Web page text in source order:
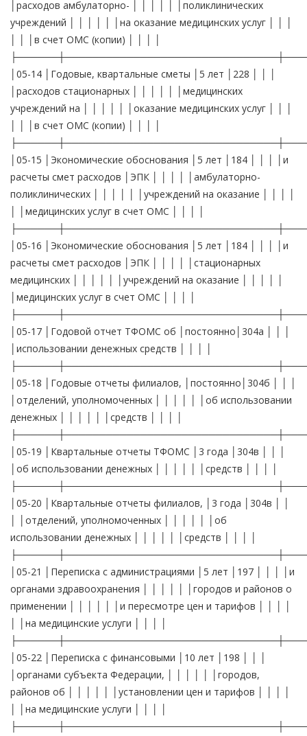
│расходов амбулаторно- │ │ │ │ │ │поликлинических
учреждений │ │ │ │ │ │на оказание медицинских услуг │ │ │
│ │ │в счет ОМС (копии) │ │ │ │
│05-14 │Годовые, квартальные сметы │5 лет │228 │ │ │
│расходов стационарных │ │ │ │ │ │медицинских
учреждений на │ │ │ │ │ │оказание медицинских услуг │ │ │
│ │ │в счет ОМС (копии) │ │ │ │
│05-15 │Экономические обоснования │5 лет │184 │ │ │ │и
расчеты смет расходов │ЭПК │ │ │ │ │амбулаторно-
поликлинических │ │ │ │ │ │учреждений на оказание │ │ │ │
│ │медицинских услуг в счет ОМС │ │ │ │
│05-16 │Экономические обоснования │5 лет │184 │ │ │ │и
расчеты смет расходов │ЭПК │ │ │ │ │стационарных
медицинских │ │ │ │ │ │учреждений на оказание │ │ │ │ │
│медицинских услуг в счет ОМС │ │ │ │
│05-17 │Годовой отчет ТФОМС об │постоянно│304а │ │ │
│использовании денежных средств │ │ │ │
│05-18 │Годовые отчеты филиалов, │постоянно│304б │ │ │
│отделений, уполномоченных │ │ │ │ │ │об использовании
денежных │ │ │ │ │ │средств │ │ │ │
│05-19 │Квартальные отчеты ТФОМС │3 года │304в │ │ │
│об использовании денежных │ │ │ │ │ │средств │ │ │ │
│05-20 │Квартальные отчеты филиалов, │3 года │304в │ │
│ │отделений, уполномоченных │ │ │ │ │ │об
использовании денежных │ │ │ │ │ │средств │ │ │ │
│05-21 │Переписка с администрациями │5 лет │197 │ │ │ │и
органами здравоохранения │ │ │ │ │ │городов и районов о
применении │ │ │ │ │ │и пересмотре цен и тарифов │ │ │ │
│ │на медицинские услуги │ │ │ │
│05-22 │Переписка с финансовыми │10 лет │198 │ │ │
│органами субъекта Федерации, │ │ │ │ │ │городов,
районов об │ │ │ │ │ │установлении цен и тарифов │ │ │ │
│ │на медицинские услуги │ │ │ │